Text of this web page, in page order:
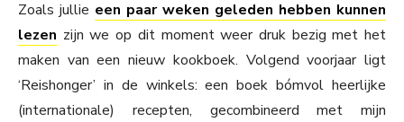
Zoals jullie een paar weken geleden hebben kunnen
lezen zijn we op dit moment weer druk bezig met het
maken van een nieuw kookboek. Volgend voorjaar ligt
‘Reishonger’ in de winkels: een boek bómvol heerlijke
(internationale) recepten, gecombineerd met mijn